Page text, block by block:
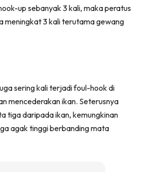
up sebanyak 3 kali, maka peratus
meningkat 3 kali terutama gewang
sering kali terjadi foul-hook di
mencederakan ikan. Seterusnya
tiga daripada ikan, kemungkinan
agak tinggi berbanding mata